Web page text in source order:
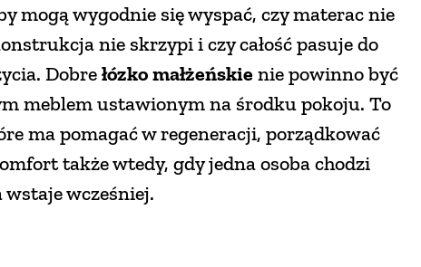
mogą wygodnie się wyspać, czy materac nie
nie skrzypi i czy całość pasuje do
Dobrełózko małżeńskie nie powinno być
meblem ustawionym na środku pokoju. To
ma pomagać w regeneracji, porządkować
także wtedy, gdy jedna osoba chodzi
wcześniej.